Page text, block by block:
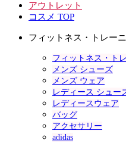
アウトレット
コスメ TOP
フィットネス・トレー
フィットネス・ト
メンズ シューズ
メンズ ウェア
レディース シュー
レディースウェア
バッグ
アクセサリー
adidas